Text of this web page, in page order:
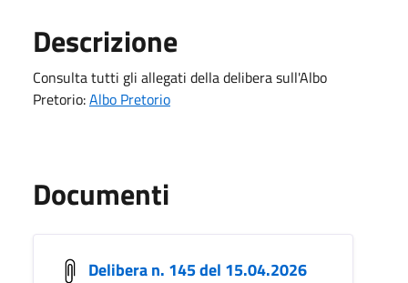
Descrizione
Consulta tutti gli allegati della delibera sull'Albo
Pretorio:Albo Pretorio
Documenti
Delibera n. 145 del 15.04.2026